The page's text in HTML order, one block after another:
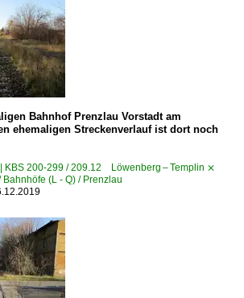
Bahnhof Prenzlau Vorstadt am
ehemaligen Streckenverlauf ist dort noch
KBS 200-299 / 209.12 Löwenberg – Templin ⨯
Bahnhöfe (L - Q) / Prenzlau